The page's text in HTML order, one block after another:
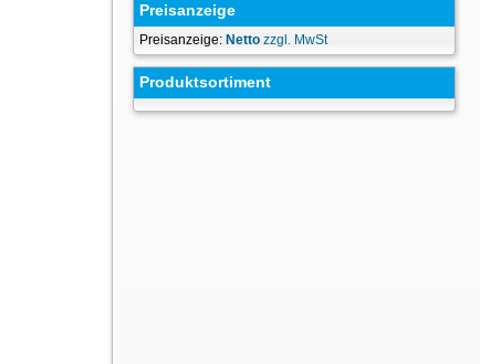
Preisanzeige
Preisanzeige: Netto zzgl. MwSt
Produktsortiment